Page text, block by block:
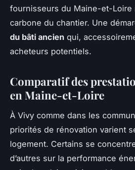
fournisseurs du Maine-et-Loire
carbone du chantier. Une
du bâti ancien qui,
acheteurs potentiels.
Comparatif des
en Maine-et-Loire
À Vivy comme dans les
priorités de rénovation varient
logement. Certains se
d’autres sur la performance